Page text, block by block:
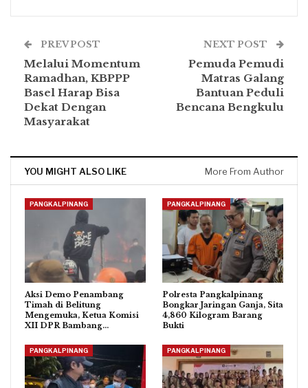
PREV POST
Melalui Momentum
Ramadhan, KBPPP
Basel Harap Bisa
Dekat Dengan
Masyarakat
NEXT POST
Pemuda Pemudi
Matras Galang
Bantuan Peduli
Bencana Bengkulu
YOU MIGHT ALSO LIKE More From Author
PANGKALPINANG
Aksi Demo Penambang
Timah di Belitung
Mengemuka, Ketua Komisi
XII DPR Bambang…
PANGKALPINANG
Polresta Pangkalpinang
Bongkar Jaringan Ganja, Sita
4,860 Kilogram Barang
Bukti
PANGKALPINANG PANGKALPINANG